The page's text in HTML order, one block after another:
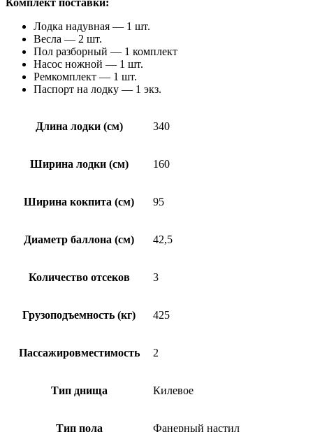
Лодка надувная — 1 шт.
Весла — 2 шт.
Пол разборный — 1 комплект
Насос ножной — 1 шт.
Ремкомплект — 1 шт.
Паспорт на лодку — 1 экз.
Длина лодки (см) 340
Ширина лодки (см) 160
Ширина кокпита (см) 95
Диаметр баллона (см) 42,5
Количество отсеков 3
Грузоподъемность (кг) 425
Пассажировместимость 2
Тип днища Килевое
Тип пола Фанерный настил